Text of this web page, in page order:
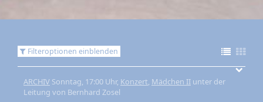
Filteroptionen einblenden
ARCHIV Sonntag, 17:00 Uhr, Konzert, Mädchen II unter der
Leitung von Bernhard Zosel